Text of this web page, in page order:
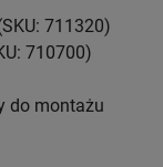
711320)
710700)
do montażu